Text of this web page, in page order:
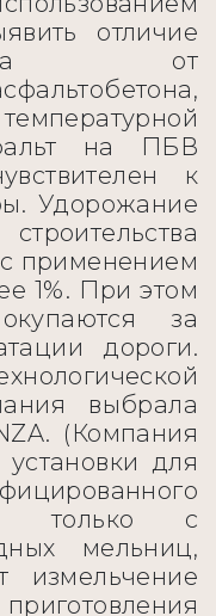
отличие
от
на ПБВ
к
Удорожание
применением
1%. При этом
за
дороги.
выбрала
(Компания
установки для
только с
мельниц,
измельчение